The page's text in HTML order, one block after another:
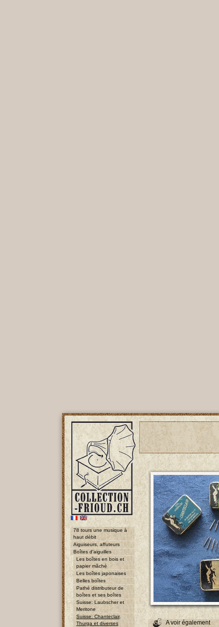
78 tours une musique à
haut débit
Aiguiseurs, affuteurs
Boîtes d'aiguilles
Les boîtes en bois et
papier mâché
Les boîtes japonaises
Belles boîtes
Pathé distributeur de
boîtes et ses boîtes
Suisse: Laubscher et
Meritone
Suisse: Chanteclair,
Thurga et diverses
A voir également